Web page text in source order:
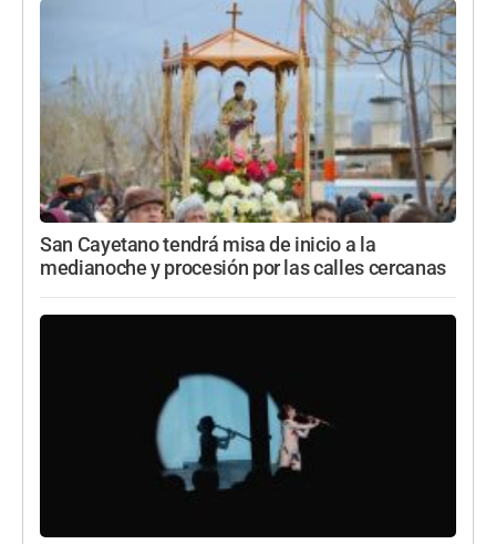
San Cayetano tendrá misa de inicio a la
medianoche y procesión por las calles cercanas